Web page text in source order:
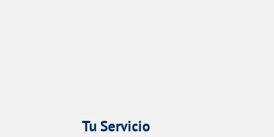
Tu Servicio